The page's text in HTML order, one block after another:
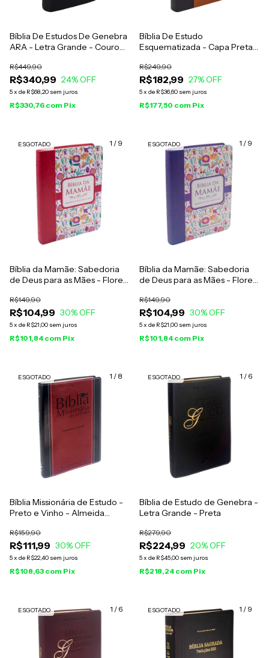
Bíblia De Estudos De Genebra
ARA - Letra Grande - Couro
R$340,99
R$449,90
24% OFF
5x de R$68,20 sem juros
R$330,76 com Pix
Bíblia De Estudo
Esquematizada - Capa Preta
R$182,99
R$249,90
27% OFF
5x de R$36,60 sem juros
R$177,50 com Pix
1 / 9
ESGOTADO
Bíblia da Mamãe: Sabedoria
de Deus para as Mães - Flores
Atualizada
R$104,99
R$149,90
30% OFF
5x de R$21,00 sem juros
R$101,84 com Pix
1 / 9
ESGOTADO
Bíblia da Mamãe: Sabedoria
de Deus para as Mães - Flores
Atualizada
R$104,99
R$149,90
30% OFF
5x de R$21,00 sem juros
R$101,84 com Pix
1 / 8
ESGOTADO
Bíblia Missionária de Estudo -
Preto e Vinho - Almeida
R$111,99
R$159,90
30% OFF
5x de R$22,40 sem juros
R$108,63 com Pix
1 / 6
ESGOTADO
Bíblia de Estudo de Genebra -
Letra Grande - Preta
R$224,99
R$279,90
20% OFF
5x de R$45,00 sem juros
R$218,24 com Pix
1 / 6
ESGOTADO 1 / 9
ESGOTADO